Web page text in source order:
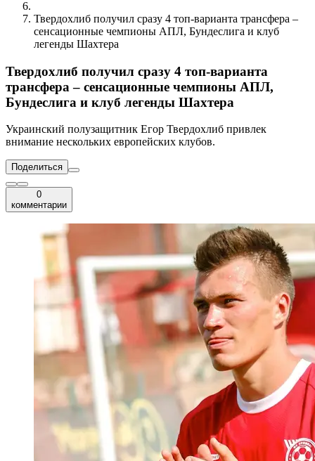
Твердохлиб получил сразу 4 топ-варианта трансфера –
сенсационные чемпионы АПЛ, Бундеслига и клуб
легенды Шахтера
Твердохлиб получил сразу 4 топ-варианта
трансфера – сенсационные чемпионы АПЛ,
Бундеслига и клуб легенды Шахтера
Украинский полузащитник Егор Твердохлиб привлек
внимание нескольких европейских клубов.
Поделиться
0
комментарии